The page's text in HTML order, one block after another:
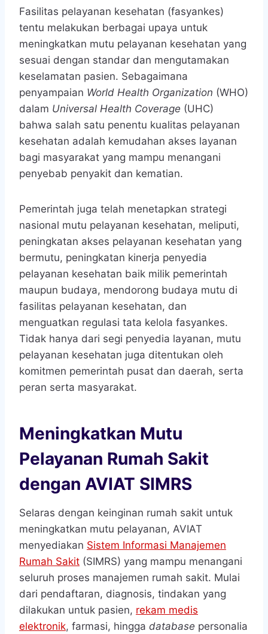
Fasilitas pelayanan kesehatan (fasyankes)
tentu melakukan berbagai upaya untuk
meningkatkan mutu pelayanan kesehatan yang
sesuai dengan standar dan mengutamakan
keselamatan pasien. Sebagaimana
penyampaian World Health Organization (WHO)
dalam Universal Health Coverage (UHC)
bahwa salah satu penentu kualitas pelayanan
kesehatan adalah kemudahan akses layanan
bagi masyarakat yang mampu menangani
penyebab penyakit dan kematian.
Pemerintah juga telah menetapkan strategi
nasional mutu pelayanan kesehatan, meliputi,
peningkatan akses pelayanan kesehatan yang
bermutu, peningkatan kinerja penyedia
pelayanan kesehatan baik milik pemerintah
maupun budaya, mendorong budaya mutu di
fasilitas pelayanan kesehatan, dan
menguatkan regulasi tata kelola fasyankes.
Tidak hanya dari segi penyedia layanan, mutu
pelayanan kesehatan juga ditentukan oleh
komitmen pemerintah pusat dan daerah, serta
peran serta masyarakat.
Meningkatkan Mutu
Pelayanan Rumah Sakit
dengan AVIAT SIMRS
Selaras dengan keinginan rumah sakit untuk
meningkatkan mutu pelayanan, AVIAT
menyediakan Sistem Informasi Manajemen
Rumah Sakit (SIMRS) yang mampu menangani
seluruh proses manajemen rumah sakit. Mulai
dari pendaftaran, diagnosis, tindakan yang
dilakukan untuk pasien, rekam medis
elektronik, farmasi, hingga database personalia